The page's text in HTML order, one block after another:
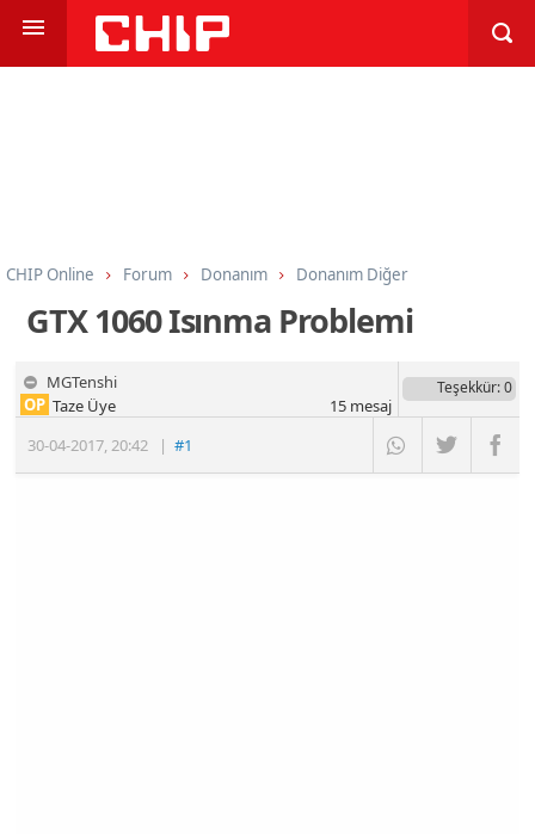
CHIP Online Forum Donanım Donanım Diğer
GTX 1060 Isınma Problemi
MGTenshi
30-04-2017,20:42 |#1
OP Taze Üye
Teşekkür: 0
15mesaj